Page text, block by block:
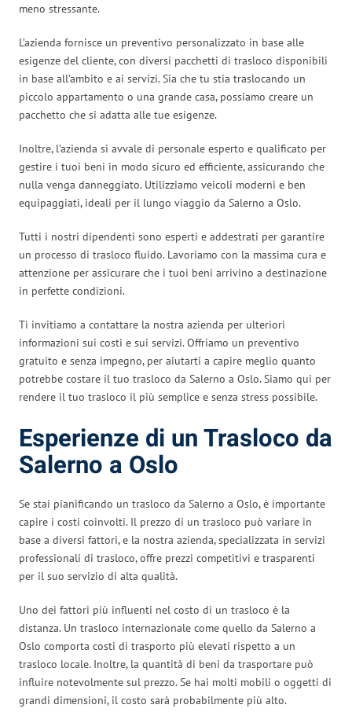
meno stressante.
L’azienda fornisce un preventivo personalizzato in base alle
esigenze del cliente, con diversi pacchetti di trasloco disponibili
in base all’ambito e ai servizi. Sia che tu stia traslocando un
piccolo appartamento o una grande casa, possiamo creare un
pacchetto che si adatta alle tue esigenze.
Inoltre, l’azienda si avvale di personale esperto e qualificato per
gestire i tuoi beni in modo sicuro ed efficiente, assicurando che
nulla venga danneggiato. Utilizziamo veicoli moderni e ben
equipaggiati, ideali per il lungo viaggio da Salerno a Oslo.
Tutti i nostri dipendenti sono esperti e addestrati per garantire
un processo di trasloco fluido. Lavoriamo con la massima cura e
attenzione per assicurare che i tuoi beni arrivino a destinazione
in perfette condizioni.
Ti invitiamo a contattare la nostra azienda per ulteriori
informazioni sui costi e sui servizi. Offriamo un preventivo
gratuito e senza impegno, per aiutarti a capire meglio quanto
potrebbe costare il tuo trasloco da Salerno a Oslo. Siamo qui per
rendere il tuo trasloco il più semplice e senza stress possibile.
Esperienze di un Trasloco da
Salerno a Oslo
Se stai pianificando un trasloco da Salerno a Oslo, è importante
capire i costi coinvolti. Il prezzo di un trasloco può variare in
base a diversi fattori, e la nostra azienda, specializzata in servizi
professionali di trasloco, offre prezzi competitivi e trasparenti
per il suo servizio di alta qualità.
Uno dei fattori più influenti nel costo di un trasloco è la
distanza. Un trasloco internazionale come quello da Salerno a
Oslo comporta costi di trasporto più elevati rispetto a un
trasloco locale. Inoltre, la quantità di beni da trasportare può
influire notevolmente sul prezzo. Se hai molti mobili o oggetti di
grandi dimensioni, il costo sarà probabilmente più alto.